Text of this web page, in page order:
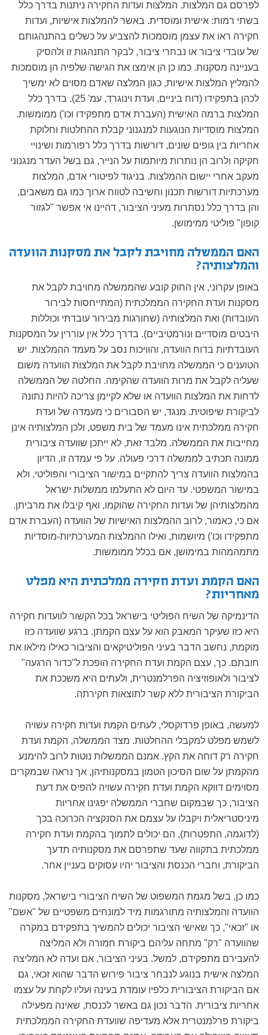
לפרסם גם המלצות. המלצות ועדות החקירה ניתנות בדרך כלל
בשתי רמות: אישית ומוסדית. באשר להמלצות אישיות, ועדות
חקירה ראו את עצמן מוסמכות להצביע על כשלים בהתנהגותם
של עובדי ציבור או נבחרי ציבור, לבקר התנהגות זו ולהסיק
בעניינה מסקנות. כמו כן הן אימצו את הגישה שלפיה הן מוסמכות
להמליץ המלצות אישיות, כגון המלצה שאדם מסוים לא ימשיך
לכהן בתפקידו (דוח ביניים, ועדת וינוגרד, עמ' 25). בדרך כלל
המלצות ברמה האישית (העברת אדם מתפקידו וכו') ממומשות.
המלצות מוסדיות הנוגעות למנגנוני קבלת ההחלטות וחלוקת
אחריות בין גופים שונים, דורשות בדרך כלל רפורמות ושינויי
חקיקה ולרוב הן נותרות מיותמות על הנייר, גם בשל העדר מנגנוני
מעקב אחרי יישום ההמלצות. בניגוד לפיטורי אדם, המלצות
מערכתיות דורשות תכנון וחשיבה לטווח ארוך כמו גם משאבים,
והן בדרך כלל נסתרות מעיני הציבור, דהיינו אי אפשר "לגזור
קופון" פוליטי ממימושן.
האם הממשלה מחויבת לקבל את מסקנות הוועדה
והמלצותיה?
באופן עקרוני, אין החוק קובע שהממשלה מחויבת לקבל את
מסקנות ועדת החקירה הממלכתית (המתייחסות לבירור
העובדות) ואת המלצותיה (שחורגות מבירור עובדתי וכוללות
היבטים מוסדיים ונורמטיביים). בדרך כלל אין עוררין על המסקנות
העובדתיות בדוח הוועדה, והוויכוח נסב על מעמד ההמלצות. יש
הטוענים כי הממשלה מחויבת לקבל את המלצות הוועדה משום
שעליה לקבל את מרות הוועדה שהקימה. החלטה של הממשלה
לדחות את המלצות הוועדה או שלא לקיימן צריכה להיות נתונה
לביקורת שיפוטית. מנגד, יש הסבורים כי מעמדה של ועדת
חקירה ממלכתית אינו מעמד של בית משפט, ולכן המלצותיה אינן
מחייבות את הממשלה. מלבד זאת, לא ייתכן שוועדה ציבורית
ממונה תכתיב לממשלה דרכי פעולה. על פי עמדה זו, הדיון
בהמלצות הוועדה צריך להתקיים במישור הציבורי והפוליטי, ולא
במישור המשפטי. עד היום לא התעלמו ממשלות ישראל
מהמלצותיהן של ועדות החקירה שהוקמו, ואף קיבלו את מרביתן.
אם כי, כאמור, לרוב ההמלצות האישיות של הוועדה (העברת אדם
מתפקידו וכו') מיושמות, ואילו ההמלצות המערכתיות-מוסדיות
מתמהמהות במימושן, אם בכלל ממומשות.
האם הקמת ועדת חקירה ממלכתית היא מפלט
מאחריות?
הדינמיקה של השיח הפוליטי בישראל בכל הקשור לוועדות חקירה
היא כזו שעיקר המאבק הוא על עצם הקמתן. ברגע שוועדה כזו
מוקמת, נחשב הדבר בעיני הפוליטיקאים והציבור כאילו מילאו את
חובתם. כך, עצם הקמת ועדת החקירה הופכת ל"כדור הרגעה"
לציבור ולאופוזיציה הפרלמנטרית, ולעתים היא משככת את
הביקורת הציבורית ללא קשר לתוצאות חקירתה.
למעשה, באופן פרדוקסלי, לעתים הקמת ועדות חקירה עשויה
לשמש מפלט למקבלי ההחלטות. מצד הממשלה, הקמת ועדת
חקירה רק דוחה את הקץ. אמנם הממשלות נוטות לרוב להימנע
מהקמתן על שום הסיכון הטמון במסקנותיהן, אך נראה שבמקרים
מסוימים דווקא הקמת ועדת חקירה עשויה להפיס את דעת
הציבור, כך שבמקום שחברי הממשלה יפגינו אחריות
מיניסטריאלית ויקבלו על עצמם את הסנקציה הכרוכה בכך
(לדוגמה, התפטרות), הם יכולים לתמוך בהקמת ועדת חקירה
ממלכתית בתקווה שעד שתפרסם את מסקנותיה תדעך
הביקורת, וחברי הכנסת והציבור יהיו עסוקים בעניין אחר.
כמו כן, בשל מגמת המשפוט של השיח הציבורי בישראל, מסקנות
הוועדה והמלצותיה מתורגמות מיד למונחים משפטיים של "אשם"
או "זכאי", כך שאישי הציבור יכולים להמשיך בתפקידם במקרה
שהוועדה "רק" מתחה עליהם ביקורת חמורה ולא המליצה
להעבירם מתפקידם, למשל. בעיני הציבור, אם ועדה לא המליצה
המלצה אישית בנוגע לנבחר ציבור פירוש הדבר שהוא זכאי, גם
אם הביקורת הציבורית כלפיו עומדת בעינה ועליו לקחת על עצמו
אחריות ציבורית. הדבר נכון גם באשר לכנסת, שאינה מפעילה
ביקורת פרלמנטרית אלא מעדיפה שוועדת החקירה הממלכתית